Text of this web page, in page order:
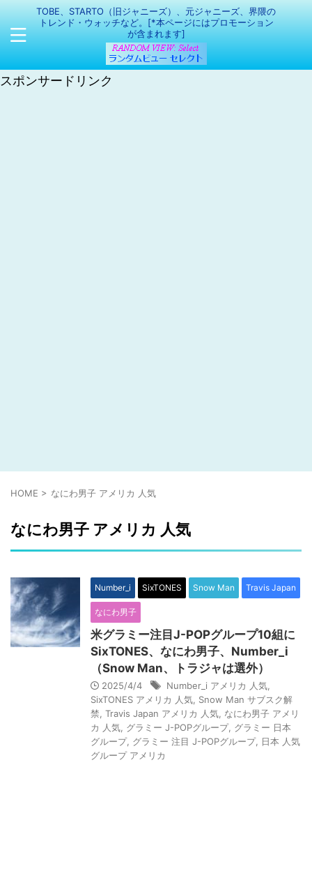
TOBE、STARTO（旧ジャニーズ）、元ジャニーズ、界隈の
トレンド・ウォッチなど。[*本ページにはプロモーション
が含まれます]
スポンサードリンク
HOME > なにわ男子 アメリカ 人気
なにわ男子 アメリカ 人気
Number_i SixTONES Snow Man Travis Japan
なにわ男子
米グラミー注目J-POPグループ10組に
SixTONES、なにわ男子、Number_i
（Snow Man、トラジャは選外）
2025/4/4 Number_i アメリカ 人気
SixTONES アメリカ 人気 Snow Man サブスク解
禁 Travis Japan アメリカ 人気 なにわ男子 アメリ
カ 人気 グラミー J-POPグループ, グラミー 日本
グループ, グラミー 注目 J-POPグループ, 日本 人気
グループ アメリカ